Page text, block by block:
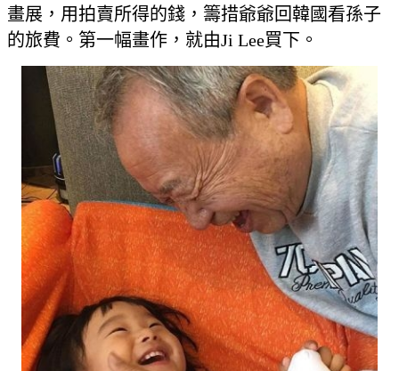
畫展，用拍賣所得的錢，籌措爺爺回韓國看孫子
的旅費。第一幅畫作，就由Ji Lee買下。